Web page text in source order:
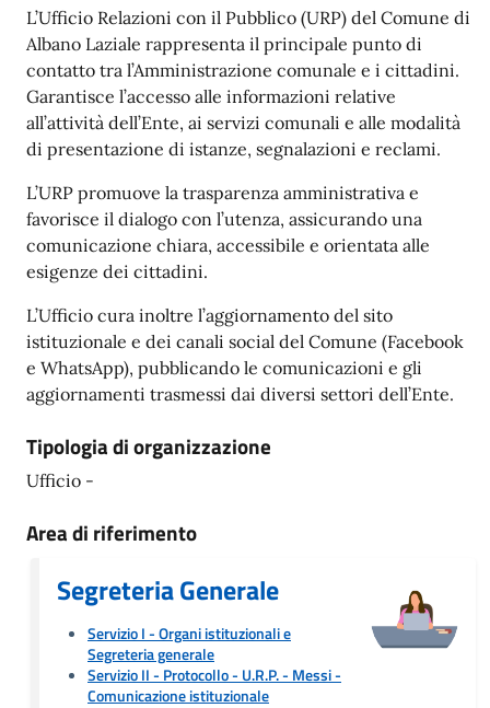
L’Ufficio Relazioni con il Pubblico (URP) del Comune di
Albano Laziale rappresenta il principale punto di
contatto tra l’Amministrazione comunale e i cittadini.
Garantisce l’accesso alle informazioni relative
all’attività dell’Ente, ai servizi comunali e alle modalità
di presentazione di istanze, segnalazioni e reclami.
L’URP promuove la trasparenza amministrativa e
favorisce il dialogo con l’utenza, assicurando una
comunicazione chiara, accessibile e orientata alle
esigenze dei cittadini.
L’Ufficio cura inoltre l’aggiornamento del sito
istituzionale e dei canali social del Comune (Facebook
e WhatsApp), pubblicando le comunicazioni e gli
aggiornamenti trasmessi dai diversi settori dell’Ente.
Tipologia di organizzazione
Ufficio -
Area di riferimento
Segreteria Generale
Servizio I - Organi istituzionali e
Segreteria generale
Servizio II - Protocollo - U.R.P. - Messi-
Comunicazione istituzionale